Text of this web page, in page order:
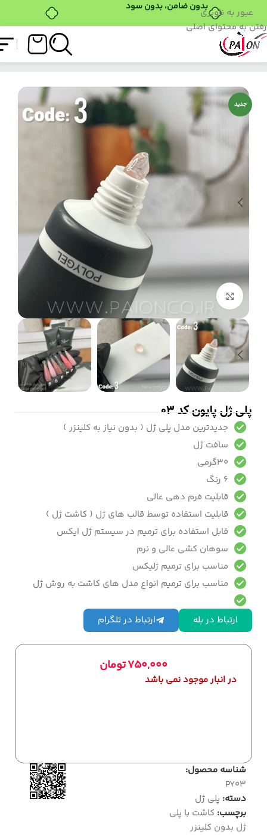
بدون ضامن، بدون سودعبور به ناوبری
رفتن به محتوای اصلی
فروشگاه پلی ژل پایون کد 03
جدید
بزرگنمایی تصویر
پلی ژل پایون کد 03
جدیدترین مدل پلی ژل ( بدون نیاز به کلینزر )
سافت ژل
30گرمی
6 رنگ
قابلیت فرم دهی عالی
قابلیت استفاده توسط قالب های ژل ( کاشت ژل )
قابل استفاده برای ترمیم در سیستم ژل ایکس
سوهان کشی عالی و نرم
مناسب برای ترمیم ژلیکس
مناسب برای ترمیم انواع مدل های کاشت به روش ژل
ارتباط در بله ارتباط در تلگرام
750,000تومان
در انبار موجود نمی باشد
شناسه محصول:
PY03
دسته: پلی ژل
برچسب: کاشت با پلی
ژل بدون کلینزر